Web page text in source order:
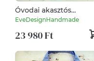
Óvodai akasztós
ruhazsák és tornazsák
EveDesignHandmade
23 980 Ft